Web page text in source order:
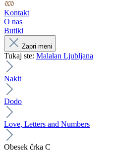
Kontakt
O nas
Butiki
Zapri meni
Tukaj ste: Malalan Ljubljana
Nakit
Dodo
Love, Letters and Numbers
Obesek črka C